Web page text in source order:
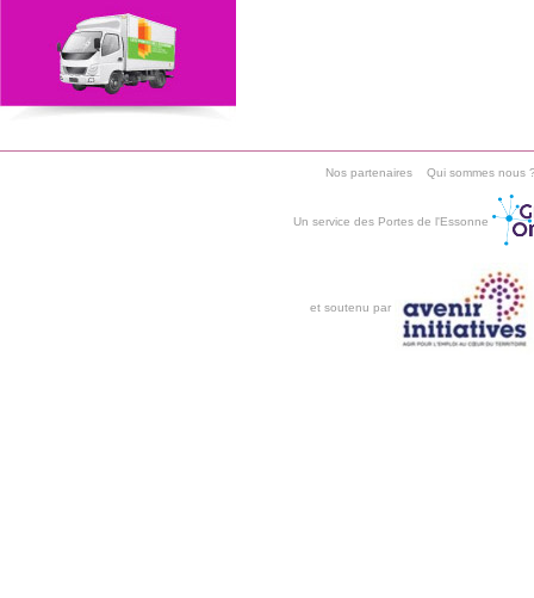
Nos partenaires Qui sommes nous
Un service des Portes de l'Essonne
et soutenu par